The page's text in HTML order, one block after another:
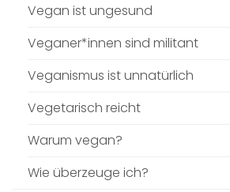
Vegan ist ungesund
Veganer*innen sind militant
Veganismus ist unnatürlich
Vegetarisch reicht
Warum vegan?
Wie überzeuge ich?